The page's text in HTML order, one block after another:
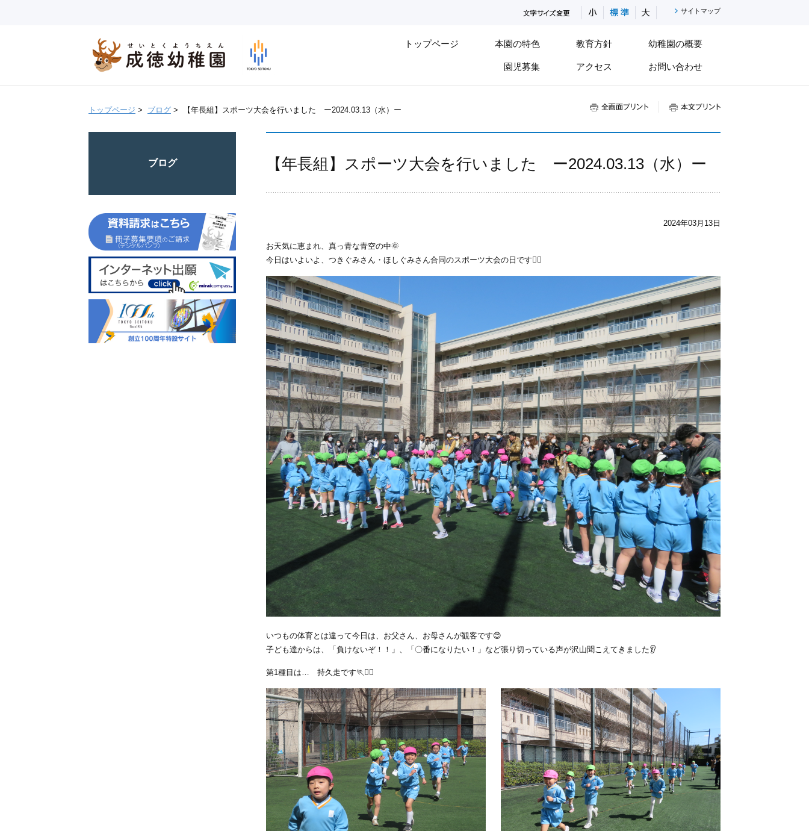
サイトマップ
トップページ 本園の特色 教育方針 幼稚園の概要
園児募集 アクセス お問い合わせ
トップページ > ブログ > 【年長組】スポーツ大会を行いました ー2024.03.13（水）ー
【年長組】スポーツ大会を行いました ー2024.03.13（水）ー
2024年03月13日
お天気に恵まれ、真っ青な青空の中🌞
今日はいよいよ、つきぐみさん・ほしぐみさん合同のスポーツ大会の日です🏃‍♀️
いつもの体育とは違って今日は、お父さん、お母さんが観客です😊
子ども達からは、「負けないぞ！！」、「〇番になりたい！」など張り切っている声が沢山聞こえてきました👂
第1種目は… 持久走です🏃🏃‍♂️
ブログ